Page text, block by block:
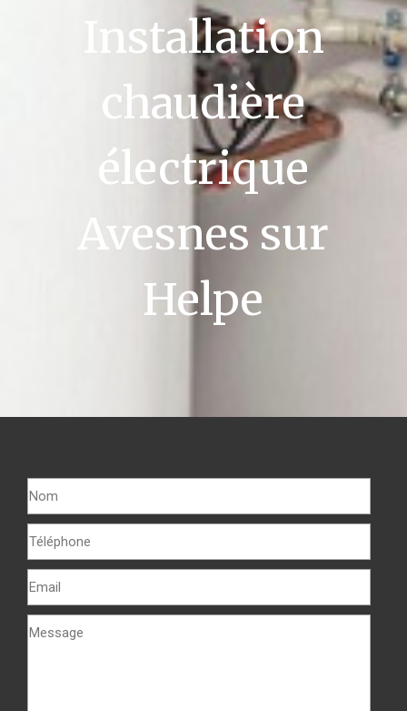
Installation
chaudière
électrique
Avesnes sur
Helpe